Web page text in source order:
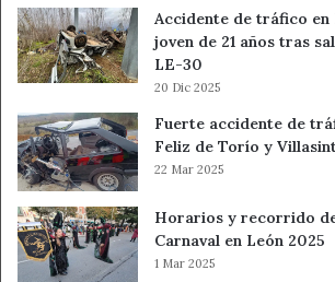
Accidente de tráfico en
joven de 21 años tras
LE-30
20 Dic 2025
Fuerte accidente de
Feliz de Torío y
22 Mar 2025
Horarios y recorrido
Carnaval en León 2025
1 Mar 2025